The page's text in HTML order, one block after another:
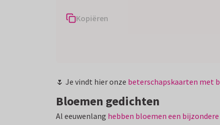
Kopiëren
🌷 Je vindt hier onze beterschapskaarten met
Bloemen gedichten
Al eeuwenlang hebben bloemen een